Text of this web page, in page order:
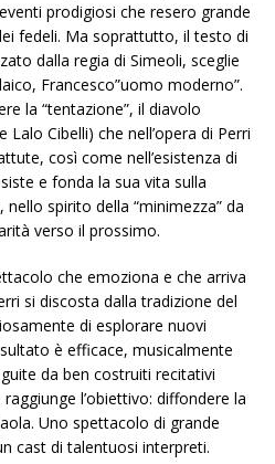
prodigiosi che resero grande
fedeli. Ma soprattutto, il testo di
dalla regia di Simeoli, sceglie
Francesco”uomo moderno”.
la “tentazione”, il diavolo
Cibelli) che nell’opera di Perri
così come nell’esistenza di
e fonda la sua vita sulla
spirito della “minimezza” da
verso il prossimo.
che emoziona e che arriva
si discosta dalla tradizione del
di esplorare nuovi
è efficace, musicalmente
da ben costruiti recitativi
raggiunge l’obiettivo: diffondere la
Uno spettacolo di grande
cast di talentuosi interpreti.